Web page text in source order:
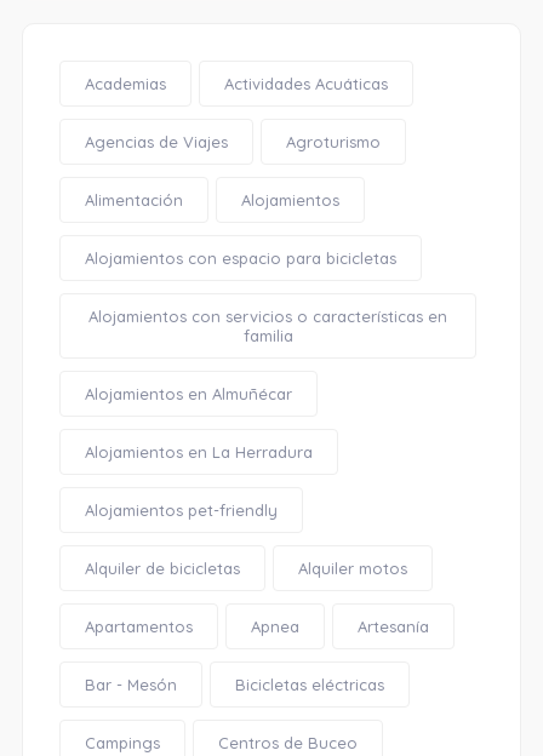
Academias Actividades Acuáticas
Agencias de Viajes Agroturismo
Alimentación Alojamientos
Alojamientos con espacio para bicicletas
Alojamientos con servicios o características en
familia
Alojamientos en Almuñécar
Alojamientos en La Herradura
Alojamientos pet-friendly
Alquiler de bicicletas Alquiler motos
Apartamentos Apnea Artesanía
Bar - Mesón Bicicletas eléctricas
Campings Centros de Buceo